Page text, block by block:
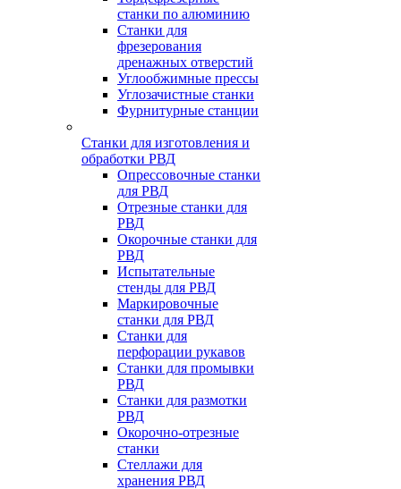
станки по алюминию
Станки для
фрезерования
дренажных отверстий
Углообжимные прессы
Углозачистные станки
Фурнитурные станции
Станки для изготовления и
обработки РВД
Опрессовочные станки
для РВД
Отрезные станки для
РВД
Окорочные станки для
РВД
Испытательные
стенды для РВД
Маркировочные
станки для РВД
Станки для
перфорации рукавов
Станки для промывки
РВД
Станки для размотки
РВД
Окорочно-отрезные
станки
Стеллажи для
хранения РВД